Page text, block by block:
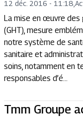
12 déc. 2016 - 11:18
La mise en œuvre
(GHT), mesure
notre système de
sanitaire et
soins, notamment en
responsables d’é...
Tmm Groupe